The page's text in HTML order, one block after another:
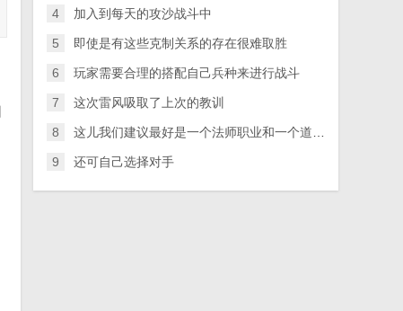
4 加入到每天的攻沙战斗中
5 即使是有这些克制关系的存在很难取胜
6 玩家需要合理的搭配自己兵种来进行战斗
7 这次雷风吸取了上次的教训
8 这儿我们建议最好是一个法师职业和一个道士职业组合
9 还可自己选择对手